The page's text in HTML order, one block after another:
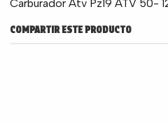
Carburador Atv Pz19 ATV 50-
COMPARTIR ESTE PRODUCTO